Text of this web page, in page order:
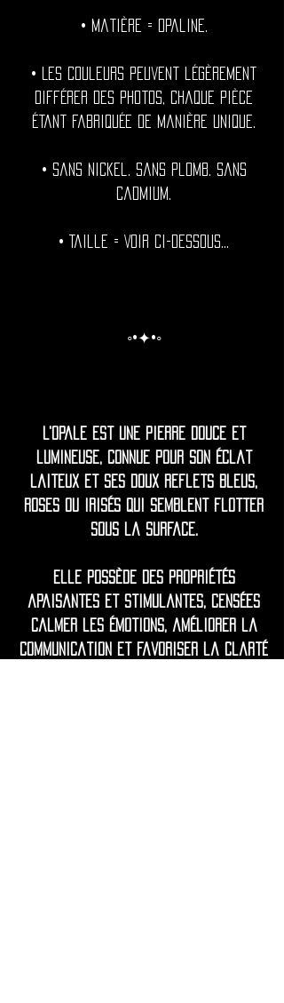
• Matière = Opaline.
• Les couleurs peuvent légèrement
différer des photos, chaque pièce
étant fabriquée de manière unique.
• Sans nickel. Sans plomb. Sans
cadmium.
• Taille = Voir ci-dessous...
◦•✦•◦
L'opale est une pierre douce et
lumineuse, connue pour son éclat
laiteux et ses doux reflets bleus,
roses ou irisés qui semblent flotter
sous la surface.
Elle possède des propriétés
apaisantes et stimulantes, censées
calmer les émotions, améliorer la
communication et favoriser la clarté